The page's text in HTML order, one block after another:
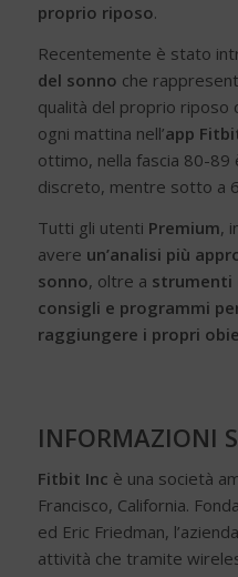
proprio riposo.
Recentemente è stato
del sonno che
qualità del proprio riposo
ogni mattina nell’app
ottimo, nella fascia 80-89
discreto, mentre sotto a
Tutti gli utenti Premium,
avere un’analisi più
sonno, oltre a strumenti
consigli e programmi
raggiungere i propri
INFORMAZIONI
Fitbit Inc è una società
Francisco, California.
ed Eric Friedman,
attività che tramite